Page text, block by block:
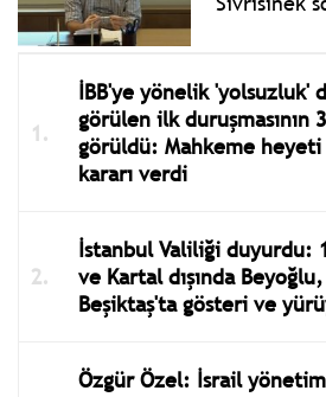
İBB'ye yönelik 'yolsuzluk'
görülen ilk duruşmasının
görüldü: Mahkeme
kararı verdi
İstanbul Valiliği duyurdu: 1
ve Kartal dışında
Beşiktaş'ta gösteri ve
Özgür Özel: İsrail